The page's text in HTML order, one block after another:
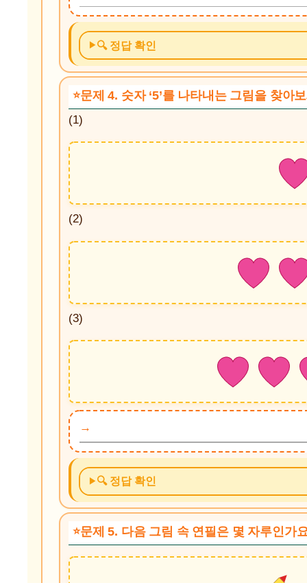
🔍 정답 확인
문제 4. 숫자 ‘5’를 나타내는 그림을 찾아
(1)
(2)
(3)
🔍 정답 확인
문제 5. 다음 그림 속 연필은 몇 자루인가